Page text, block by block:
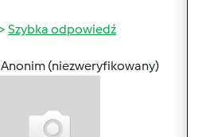
Szybka odpowiedź
Anonim (niezweryfikowany)